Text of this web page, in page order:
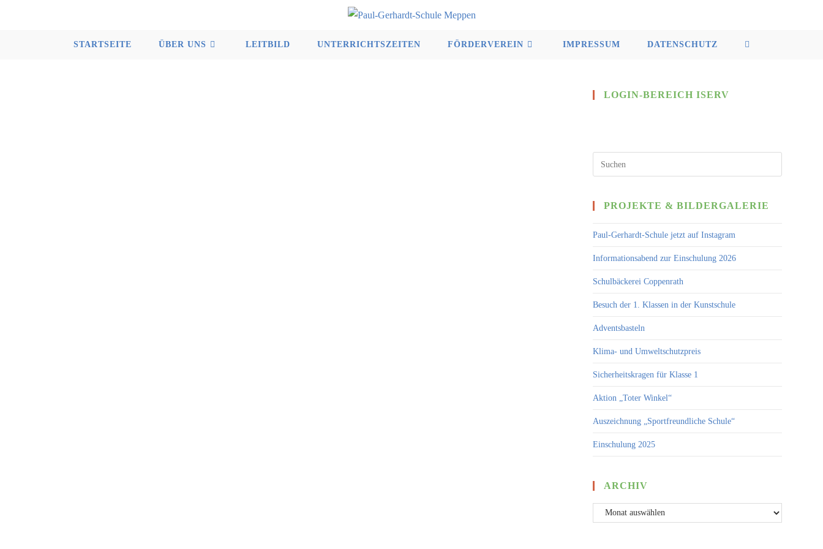
STARTSEITE ÜBER UNS LEITBILD UNTERRICHTSZEITEN FÖRDERVEREIN IMPRESSUM DATENSCHUTZ
LOGIN-BEREICH ISERV
PROJEKTE & BILDERGALERIE
Paul-Gerhardt-Schule jetzt auf Instagram
Informationsabend zur Einschulung 2026
Schulbäckerei Coppenrath
Besuch der 1. Klassen in der Kunstschule
Adventsbasteln
Klima- und Umweltschutzpreis
Sicherheitskragen für Klasse 1
Aktion „Toter Winkel“
Auszeichnung „Sportfreundliche Schule“
Einschulung 2025
ARCHIV